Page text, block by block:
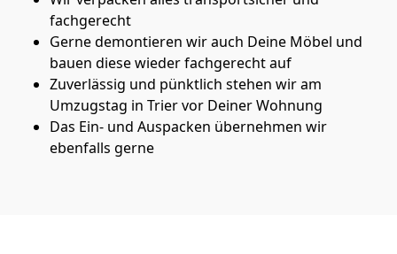
fachgerecht
Gerne demontieren wir auch Deine Möbel und
bauen diese wieder fachgerecht auf
Zuverlässig und pünktlich stehen wir am
Umzugstag in Trier vor Deiner Wohnung
Das Ein- und Auspacken übernehmen wir
ebenfalls gerne